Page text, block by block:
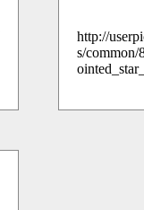
http://
s/common/